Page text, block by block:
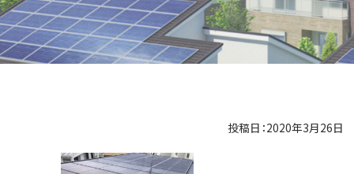
投稿日：2020年3月26日